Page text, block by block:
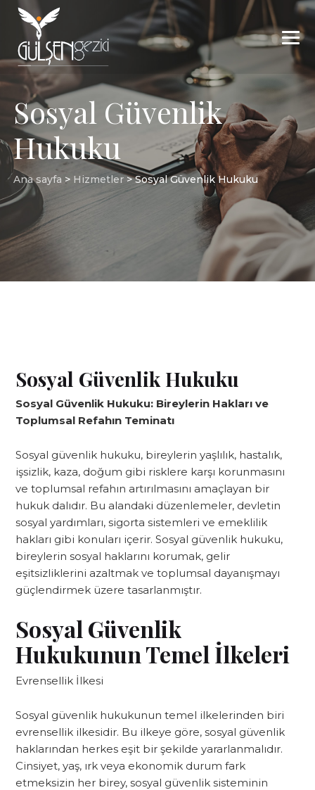
Sosyal Güvenlik
Hukuku
Ana sayfa > Hizmetler >Sosyal Güvenlik Hukuku
Sosyal Güvenlik Hukuku
Sosyal Güvenlik Hukuku: Bireylerin Hakları ve
Toplumsal Refahın Teminatı
Sosyal güvenlik hukuku, bireylerin yaşlılık, hastalık,
işsizlik, kaza, doğum gibi risklere karşı korunmasını
ve toplumsal refahın artırılmasını amaçlayan bir
hukuk dalıdır. Bu alandaki düzenlemeler, devletin
sosyal yardımları, sigorta sistemleri ve emeklilik
hakları gibi konuları içerir. Sosyal güvenlik hukuku,
bireylerin sosyal haklarını korumak, gelir
eşitsizliklerini azaltmak ve toplumsal dayanışmayı
güçlendirmek üzere tasarlanmıştır.
Sosyal Güvenlik
Hukukunun Temel İlkeleri
Evrensellik İlkesi
Sosyal güvenlik hukukunun temel ilkelerinden biri
evrensellik ilkesidir. Bu ilkeye göre, sosyal güvenlik
haklarından herkes eşit bir şekilde yararlanmalıdır.
Cinsiyet, yaş, ırk veya ekonomik durum fark
etmeksizin her birey, sosyal güvenlik sisteminin